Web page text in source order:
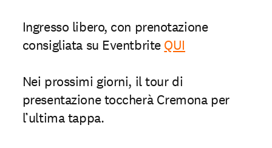
Ingresso libero, con prenotazione
consigliata su Eventbrite QUI
Nei prossimi giorni, il tour di
presentazione toccherà Cremona per
l’ultima tappa.